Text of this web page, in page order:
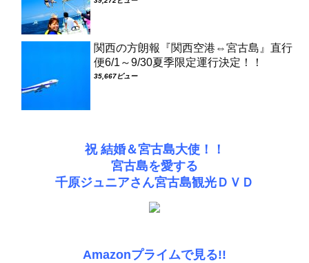
関西の方朗報『関西空港⇔宮古島』直行
便6/1～9/30夏季限定運行決定！！
35,667ビュー
祝 結婚＆宮古島大使！！
宮古島を愛する
千原ジュニアさん宮古島観光ＤＶＤ
Amazonプライムで見る!!